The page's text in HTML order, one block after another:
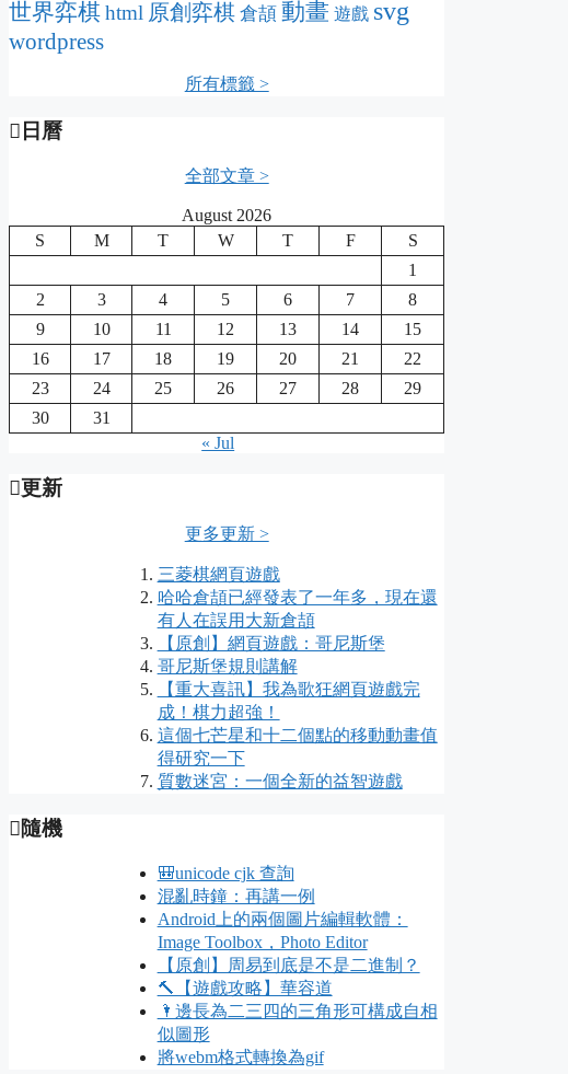
世界弈棋html 原創弈棋 倉頡 動畫 遊戲 svg
wordpress
所有標籤 >
日曆
全部文章 >
August 2026
S
M T W T F
S
1
2
3 4 5 6 7
8
9
10 11 12 13 14
15
16
17 18 19 20 21
22
23
24 25 26 27 28
29
30
31
« Jul
更新
更多更新 >
三菱棋網頁遊戲
哈哈倉頡已經發表了一年多，現在還
有人在誤用大新倉頡
【原創】網頁遊戲：哥尼斯堡
哥尼斯堡規則講解
【重大喜訊】我為歌狂網頁遊戲完
成！棋力超強！
這個七芒星和十二個點的移動動畫值
得研究一下
質數迷宮：一個全新的益智遊戲
隨機
🎒unicode cjk 查詢
混亂時鐘：再講一例
Android上的兩個圖片編輯軟體：
Image Toolbox，Photo Editor
【原創】周易到底是不是二進制？
🔨【遊戲攻略】華容道
🌂邊長為二三四的三角形可構成自相
似圖形
將webm格式轉換為gif